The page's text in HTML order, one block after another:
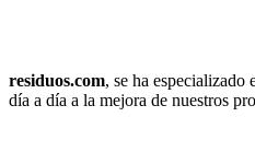
residuos.com, se ha
día a día a la mejora de nuestros